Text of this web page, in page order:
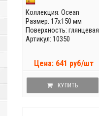
Коллекция: Ocean
Размер: 17x150 мм
Поверхность: глянцевая
Артикул: 10350
Цена: 641 руб/шт
КУПИТЬ